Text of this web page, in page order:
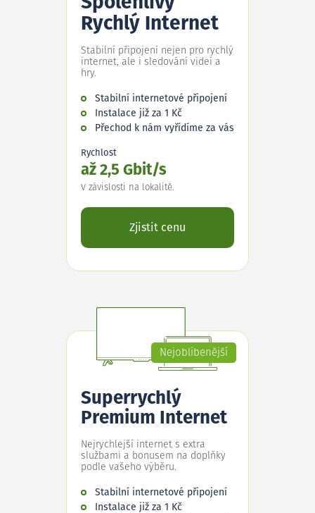
Rychlý Internet
Stabilní připojení nejen pro rychlý
internet, ale i sledování videí a
hry.
Stabilní internetové připojení
Instalace již za 1 Kč
Přechod k nám vyřídíme za vás
Rychlost
až 2,5 Gbit/s
V závislosti na lokalitě.
Zjistit cenu
Nejoblíbenější
Superrychlý
Premium Internet
Nejrychlejší internet s extra
službami a bonusem na doplňky
podle vašeho výběru.
Stabilní internetové připojení
Instalace již za 1 Kč